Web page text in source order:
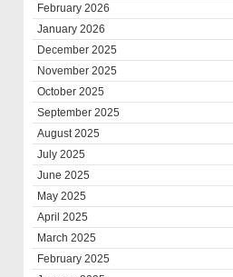
February 2026
January 2026
December 2025
November 2025
October 2025
September 2025
August 2025
July 2025
June 2025
May 2025
April 2025
March 2025
February 2025